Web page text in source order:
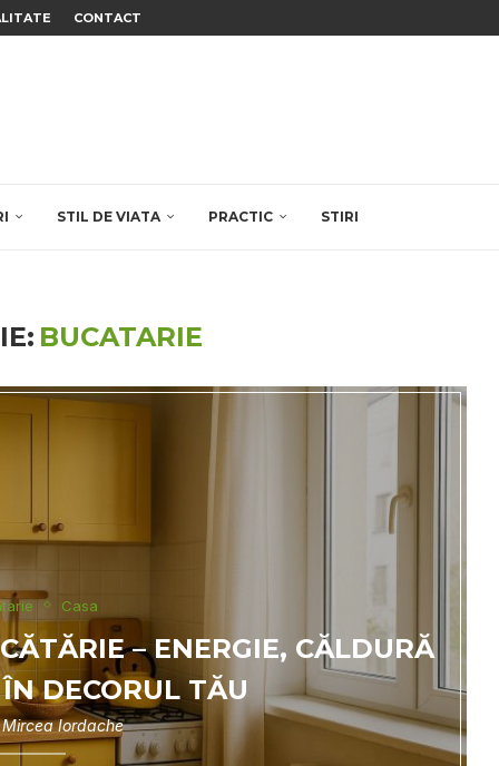
CONTACT
STIL DE VIATA PRACTIC STIRI
BUCATARIE
Casa
– ENERGIE, CĂLDURĂ
DECORUL TĂU
Mircea Iordache